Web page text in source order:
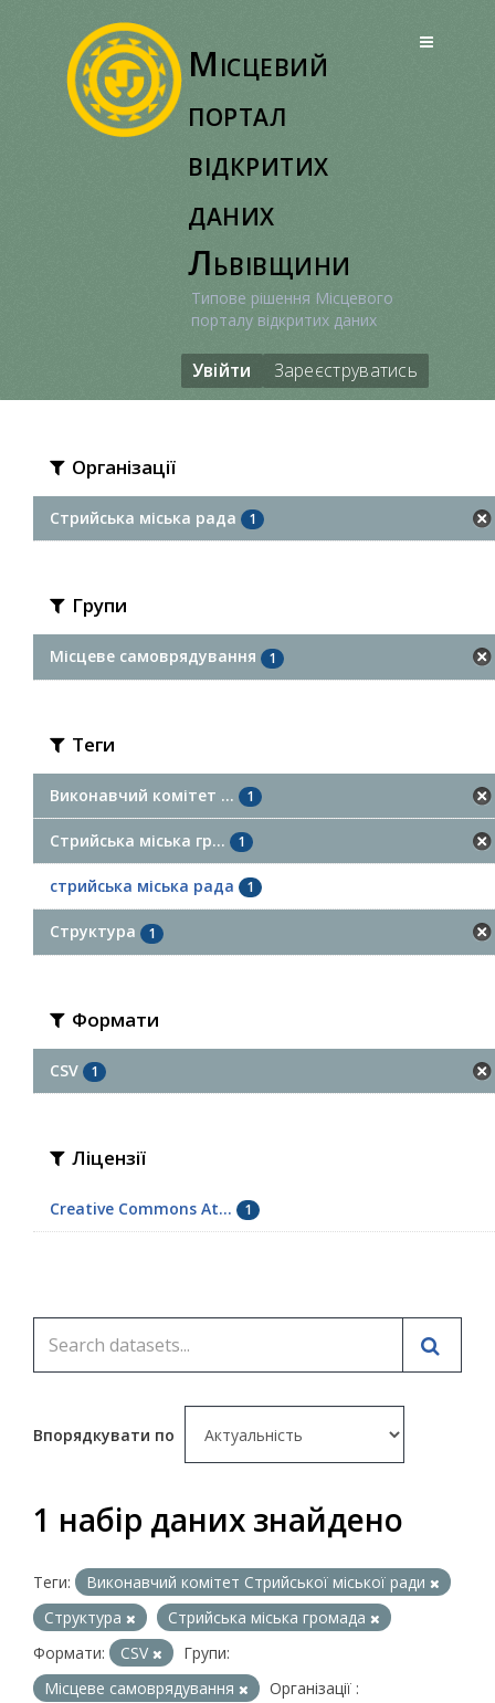
Місцевий
портал
відкритих
даних
Львівщини
Типове рішення Місцевого
порталу відкритих даних
Увійти Зареєструватись
Організації
Стрийська міська рада 1
Групи
Місцеве самоврядування 1
Теги
Виконавчий комітет ... 1
Стрийська міська гр... 1
стрийська міська рада 1
Структура 1
Формати
CSV 1
Ліцензії
Creative Commons At... 1
Впорядкувати по
1 набір даних знайдено
Теги:
Виконавчий комітет Стрийської міської ради
Структура
Стрийська міська громада
Формати:
CSV
Групи:
Місцеве самоврядування
Організації :